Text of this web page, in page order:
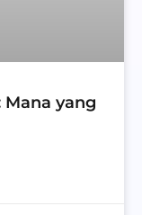
yang